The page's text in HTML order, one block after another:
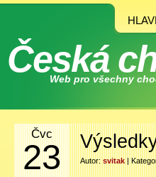
Česká
Web pro všechny
Čvc
23 Autor: svitak |